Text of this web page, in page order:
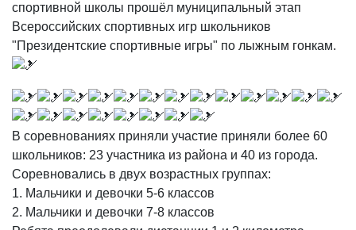
спортивной школы прошёл муниципальный этап
Всероссийских спортивных игр школьников
"Президентские спортивные игры" по лыжным гонкам.
В соревнованиях приняли участие приняли более 60
школьников: 23 участника из района и 40 из города.
Соревновались в двух возрастных группах:
1. Мальчики и девочки 5-6 классов
2. Мальчики и девочки 7-8 классов